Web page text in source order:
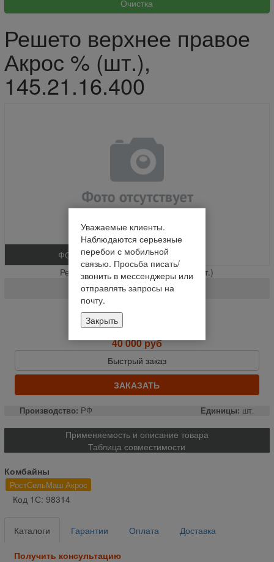
Решето верхнее правое
Акрос % (шт.),
145.21.16.400
ФОТО
Решето верхнее правое Акрос % (шт.)
145.21.16.400
Нет в наличии
Уведомить о наличии
40 000 руб
Быстрый заказ
ЗАКАЗАТЬ
Производство: РФ Единицы: шт.
Применяемость и описание товара
Таблица совместимости
Комбайны
РостСельМаш Акрос
Код 1С: 98314
Каталоги Гарантии Оплата Доставка
Получить консультацию
Уважаемые клиенты.
Наблюдаются серьезные
перебои с мобильной
связью. Просьба писать/
звонить в мессенджеры или
отправлять запросы на
почту.
Закрыть